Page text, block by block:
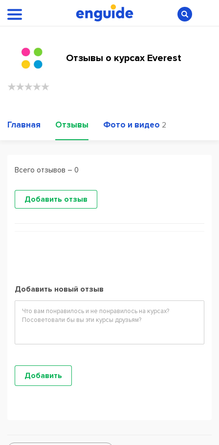
Отзывы о курсах Everest
Главная Отзывы Фото и видео 2
Всего отзывов – 0
Добавить отзыв
Добавить новый отзыв